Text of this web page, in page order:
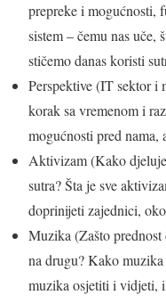
prepreke i mogućnosti,
sistem – čemu nas uče,
stičemo danas koristi
Perspektive (IT sektor
korak sa vremenom i
mogućnosti pred nama,
Aktivizam (Kako
sutra? Šta je sve
doprinijeti zajednici,
Muzika (Zašto
na drugu? Kako
muzika osjetiti i vidjeti,